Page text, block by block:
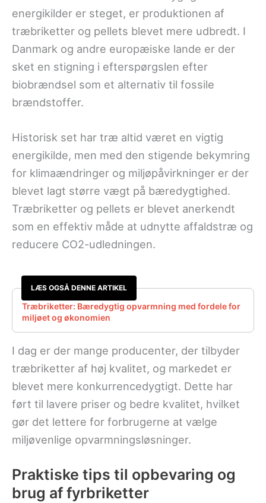
energikilder er steget, er produktionen af
træbriketter og pellets blevet mere udbredt. I
Danmark og andre europæiske lande er der
sket en stigning i efterspørgslen efter
biobrændsel som et alternativ til fossile
brændstoffer.
Historisk set har træ altid været en vigtig
energikilde, men med den stigende bekymring
for klimaændringer og miljøpåvirkninger er der
blevet lagt større vægt på bæredygtighed.
Træbriketter og pellets er blevet anerkendt
som en effektiv måde at udnytte affaldstræ og
reducere CO2-udledningen.
LÆS OGSÅ DENNE ARTIKEL
Træbriketter: Bæredygtig opvarmning med fordele for
miljøet og økonomien
I dag er der mange producenter, der tilbyder
træbriketter af høj kvalitet, og markedet er
blevet mere konkurrencedygtigt. Dette har
ført til lavere priser og bedre kvalitet, hvilket
gør det lettere for forbrugerne at vælge
miljøvenlige opvarmningsløsninger.
Praktiske tips til opbevaring og
brug af fyrbriketter